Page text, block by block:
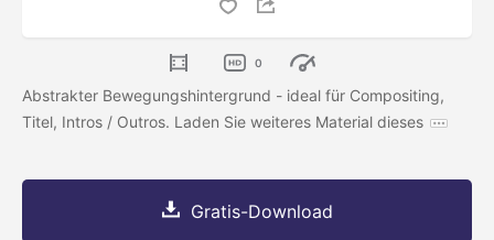
0
Abstrakter Bewegungshintergrund - ideal für Compositing,
Titel, Intros / Outros. Laden Sie weiteres Material dieses
Gratis-Download